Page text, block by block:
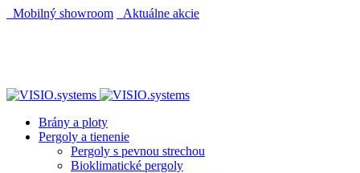
Mobilný showroom
Aktuálne akcie
Brány a ploty
Pergoly a tienenie
Pergoly s pevnou strechou
Bioklimatické pergoly